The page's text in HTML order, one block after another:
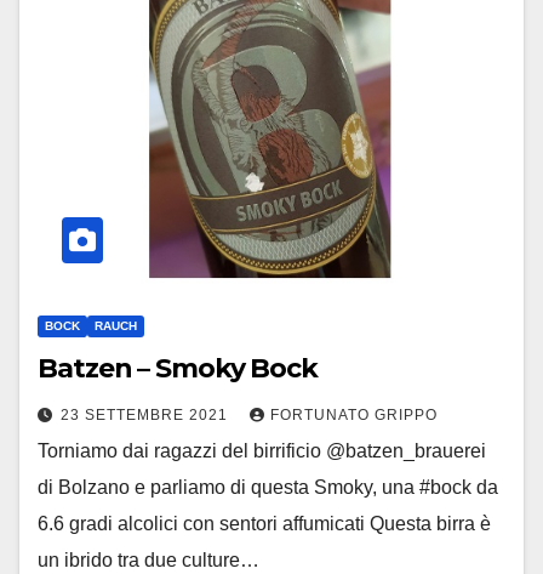
BOCK RAUCH
Batzen – Smoky Bock
23 SETTEMBRE 2021 FORTUNATO GRIPPO
Torniamo dai ragazzi del birrificio @batzen_brauerei
di Bolzano e parliamo di questa Smoky, una #bock da
6.6 gradi alcolici con sentori affumicati Questa birra è
un ibrido tra due culture…